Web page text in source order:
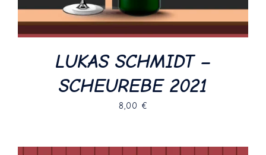
LUKAS SCHMIDT –
SCHEUREBE 2021
8,00 €